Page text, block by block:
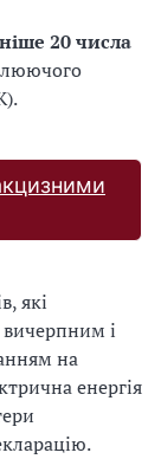
20 числа
які
вичерпним і
на
енергія